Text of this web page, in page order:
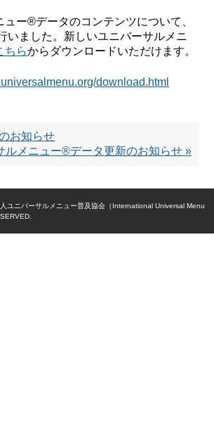
ュー®データのコンテンツについて、
いました。新しいユニバーサルメニ
ちらからダウンロードいただけます。
download.html
お知らせ
ルメニュー®データ更新のお知らせ »
ユニバーサルメニュー普及協会（International Universal Menu